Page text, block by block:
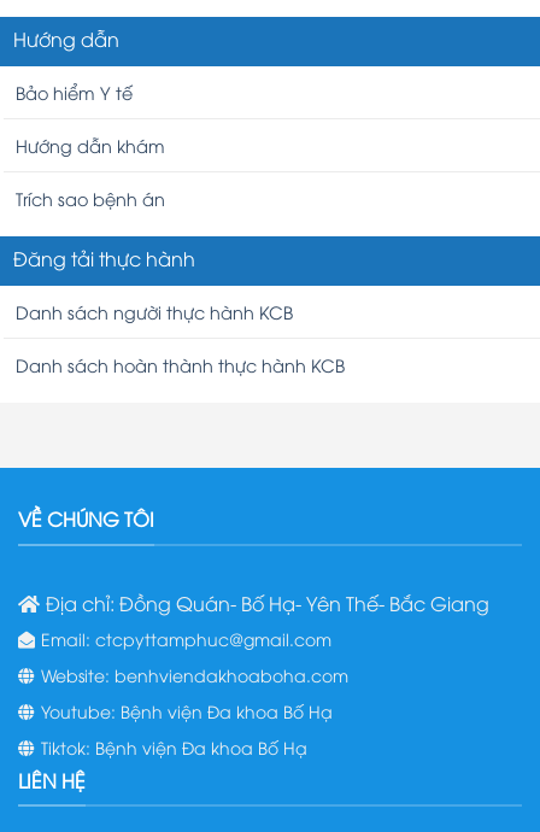
Hướng dẫn
Bảo hiểm Y tế
Hướng dẫn khám
Trích sao bệnh án
Đăng tải thực hành
Danh sách người thực hành KCB
Danh sách hoàn thành thực hành KCB
VỀ CHÚNG TÔI
Địa chỉ: Đồng Quán- Bố Hạ- Yên Thế- Bắc Giang
Email: ctcpyttamphuc@gmail.com
Website: benhviendakhoaboha.com
Youtube: Bệnh viện Đa khoa Bố Hạ
Tiktok: Bệnh viện Đa khoa Bố Hạ
LIÊN HỆ